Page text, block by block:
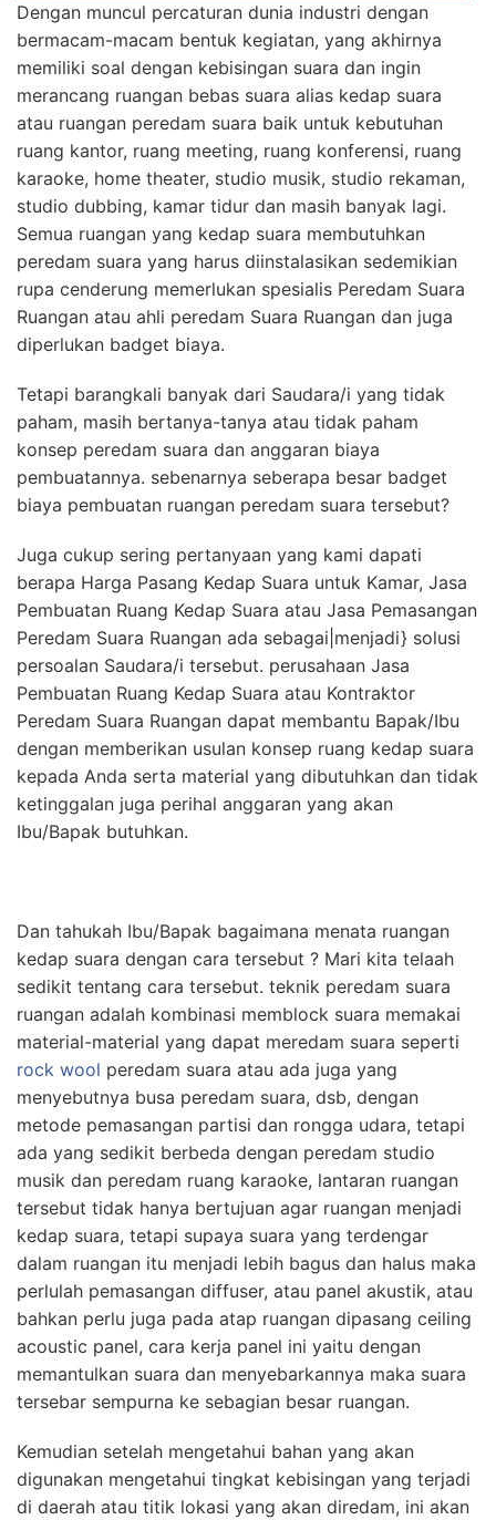
Dengan muncul percaturan dunia industri dengan
bermacam-macam bentuk kegiatan, yang akhirnya
memiliki soal dengan kebisingan suara dan ingin
merancang ruangan bebas suara alias kedap suara
atau ruangan peredam suara baik untuk kebutuhan
ruang kantor, ruang meeting, ruang konferensi, ruang
karaoke, home theater, studio musik, studio rekaman,
studio dubbing, kamar tidur dan masih banyak lagi.
Semua ruangan yang kedap suara membutuhkan
peredam suara yang harus diinstalasikan sedemikian
rupa cenderung memerlukan spesialis Peredam Suara
Ruangan atau ahli peredam Suara Ruangan dan juga
diperlukan badget biaya.
Tetapi barangkali banyak dari Saudara/i yang tidak
paham, masih bertanya-tanya atau tidak paham
konsep peredam suara dan anggaran biaya
pembuatannya. sebenarnya seberapa besar badget
biaya pembuatan ruangan peredam suara tersebut?
Juga cukup sering pertanyaan yang kami dapati
berapa Harga Pasang Kedap Suara untuk Kamar, Jasa
Pembuatan Ruang Kedap Suara atau Jasa Pemasangan
Peredam Suara Ruangan ada sebagai|menjadi} solusi
persoalan Saudara/i tersebut. perusahaan Jasa
Pembuatan Ruang Kedap Suara atau Kontraktor
Peredam Suara Ruangan dapat membantu Bapak/Ibu
dengan memberikan usulan konsep ruang kedap suara
kepada Anda serta material yang dibutuhkan dan tidak
ketinggalan juga perihal anggaran yang akan
Ibu/Bapak butuhkan.
Dan tahukah Ibu/Bapak bagaimana menata ruangan
kedap suara dengan cara tersebut ? Mari kita telaah
sedikit tentang cara tersebut. teknik peredam suara
ruangan adalah kombinasi memblock suara memakai
material-material yang dapat meredam suara seperti
rock wool peredam suara atau ada juga yang
menyebutnya busa peredam suara, dsb, dengan
metode pemasangan partisi dan rongga udara, tetapi
ada yang sedikit berbeda dengan peredam studio
musik dan peredam ruang karaoke, lantaran ruangan
tersebut tidak hanya bertujuan agar ruangan menjadi
kedap suara, tetapi supaya suara yang terdengar
dalam ruangan itu menjadi lebih bagus dan halus maka
perlulah pemasangan diffuser, atau panel akustik, atau
bahkan perlu juga pada atap ruangan dipasang ceiling
acoustic panel, cara kerja panel ini yaitu dengan
memantulkan suara dan menyebarkannya maka suara
tersebar sempurna ke sebagian besar ruangan.
Kemudian setelah mengetahui bahan yang akan
digunakan mengetahui tingkat kebisingan yang terjadi
di daerah atau titik lokasi yang akan diredam, ini akan